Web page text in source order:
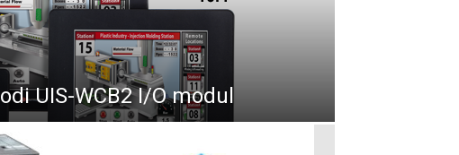
UIS-WCB2 I/O modul